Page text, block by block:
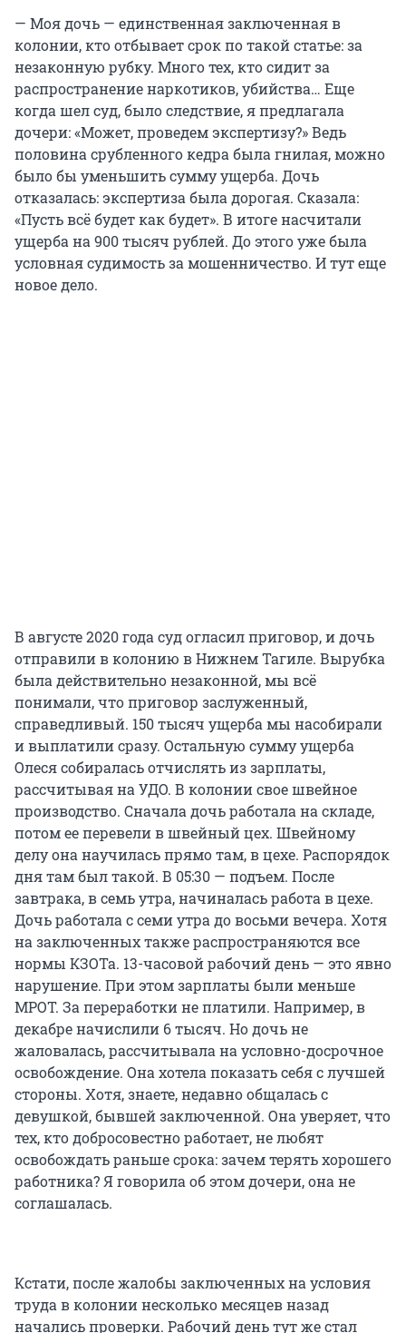
— Моя дочь — единственная заключенная в
колонии, кто отбывает срок по такой статье: за
незаконную рубку. Много тех, кто сидит за
распространение наркотиков, убийства… Еще
когда шел суд, было следствие, я предлагала
дочери: «Может, проведем экспертизу?» Ведь
половина срубленного кедра была гнилая, можно
было бы уменьшить сумму ущерба. Дочь
отказалась: экспертиза была дорогая. Сказала:
«Пусть всё будет как будет». В итоге насчитали
ущерба на 900 тысяч рублей. До этого уже была
условная судимость за мошенничество. И тут еще
новое дело.
В августе 2020 года суд огласил приговор, и дочь
отправили в колонию в Нижнем Тагиле. Вырубка
была действительно незаконной, мы всё
понимали, что приговор заслуженный,
справедливый. 150 тысяч ущерба мы насобирали
и выплатили сразу. Остальную сумму ущерба
Олеся собиралась отчислять из зарплаты,
рассчитывая на УДО. В колонии свое швейное
производство. Сначала дочь работала на складе,
потом ее перевели в швейный цех. Швейному
делу она научилась прямо там, в цехе. Распорядок
дня там был такой. В 05:30 — подъем. После
завтрака, в семь утра, начиналась работа в цехе.
Дочь работала с семи утра до восьми вечера. Хотя
на заключенных также распространяются все
нормы КЗОТа. 13-часовой рабочий день — это явно
нарушение. При этом зарплаты были меньше
МРОТ. За переработки не платили. Например, в
декабре начислили 6 тысяч. Но дочь не
жаловалась, рассчитывала на условно-досрочное
освобождение. Она хотела показать себя с лучшей
стороны. Хотя, знаете, недавно общалась с
девушкой, бывшей заключенной. Она уверяет, что
тех, кто добросовестно работает, не любят
освобождать раньше срока: зачем терять хорошего
работника? Я говорила об этом дочери, она не
соглашалась.
Кстати, после жалобы заключенных на условия
труда в колонии несколько месяцев назад
начались проверки. Рабочий день тут же стал